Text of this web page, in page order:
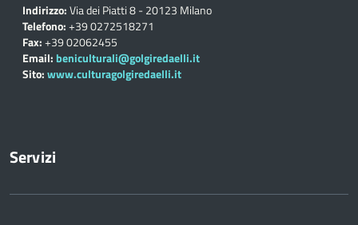
Indirizzo:Via dei Piatti 8 - 20123 Milano
Telefono:+39 0272518271
Fax:+39 02062455
Email: beniculturali@golgiredaelli.it
Sito:www.culturagolgiredaelli.it
Servizi